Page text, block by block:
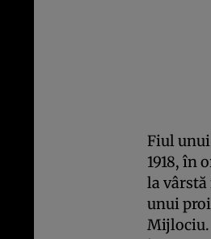
Fiul
1918, în
la vârstă
unui
Mijlociu.